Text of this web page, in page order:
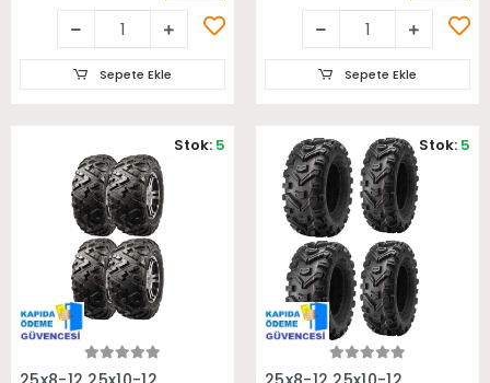
Sepete Ekle Sepete Ekle
Sepete Ekle
Stok: 5
Sepete Ekle
Stok: 5